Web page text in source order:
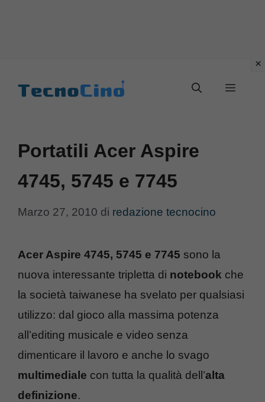
Menu
Portatili Acer Aspire
4745, 5745 e 7745
Marzo 27, 2010 di redazione tecnocino
Acer Aspire 4745, 5745 e 7745 sono la
nuova interessante tripletta di notebook che
la società taiwanese ha svelato per qualsiasi
utilizzo: dal gioco alla massima potenza
all’editing musicale e video senza
dimenticare il lavoro e anche lo svago
multimediale con tutta la qualità dell’alta
definizione.